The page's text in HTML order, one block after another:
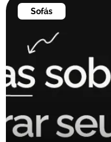
Sofás